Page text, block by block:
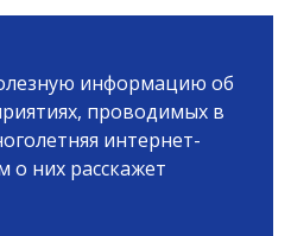
информацию об
проводимых в
интернет-
о них расскажет